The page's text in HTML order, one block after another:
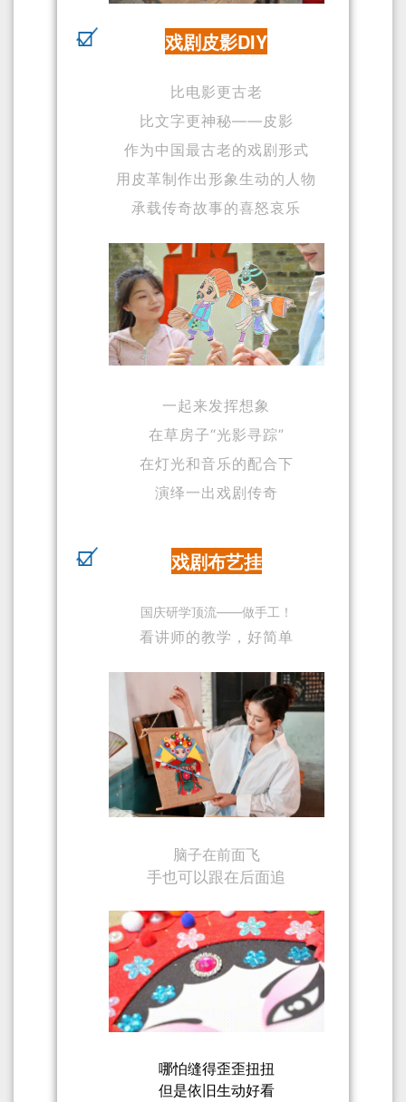
戏剧皮影DIY
比电影更古老
比文字更神秘——皮影
作为中国最古老的戏剧形式
用皮革制作出形象生动的人物
承载传奇故事的喜怒哀乐
一起来发挥想象
在草房子“光影寻踪”
在灯光和音乐的配合下
演绎一出戏剧传奇
戏剧布艺挂
国庆研学顶流——做手工！
看讲师的教学，好简单
脑子在前面飞
手也可以跟在后面追
哪怕缝得歪歪扭扭
但是依旧生动好看